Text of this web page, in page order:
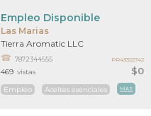
Las Marias
$0
Empleo Disponible
Tierra Aromatic LLC
7872344555
Empleo Aceites esenciales MAS
469 vistas
PR43322742